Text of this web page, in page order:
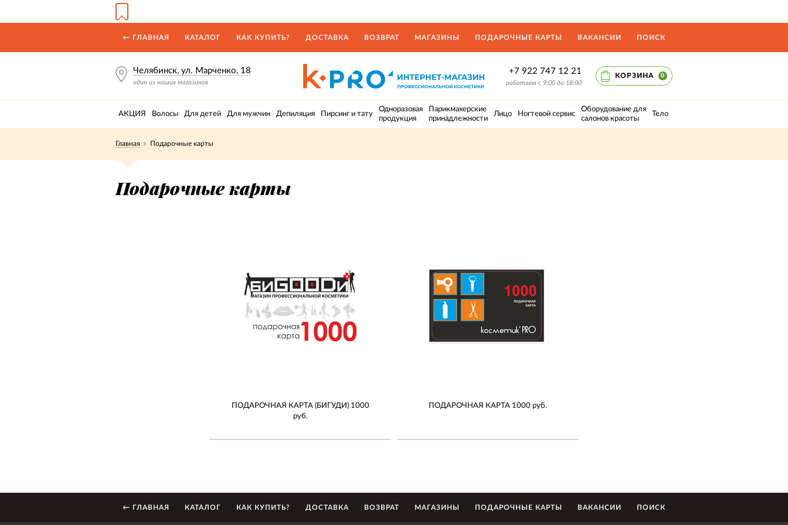
← ГЛАВНАЯ КАТАЛОГ КАК КУПИТЬ? ДОСТАВКА ВОЗВРАТ МАГАЗИНЫ ПОДАРОЧНЫЕ КАРТЫ ВАКАНСИИ ПОИСК
Челябинск, ул. Марченко, 18
один из наших магазинов
+7 922 747 12 21
работаем с 9:00 до 18:00
КОРЗИНА 0
АКЦИЯ Волосы Для детей Для мужчин Депиляция Пирсинг и тату
Одноразовая
продукция
Парикмахерские
принадлежности
Лицо Ногтевой сервис
Оборудование для
салонов красоты
Тело
Главная Подарочные карты
Подарочные карты
ПОДАРОЧНАЯ КАРТА (БИГУДИ) 1000
руб.
ПОДАРОЧНАЯ КАРТА 1000 руб.
← ГЛАВНАЯ КАТАЛОГ КАК КУПИТЬ? ДОСТАВКА ВОЗВРАТ МАГАЗИНЫ ПОДАРОЧНЫЕ КАРТЫ ВАКАНСИИ ПОИСК